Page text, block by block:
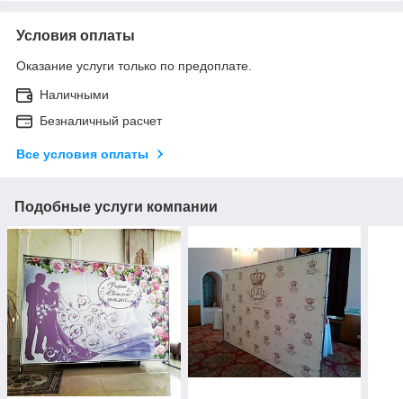
Условия оплаты
Оказание услуги только по предоплате.
Наличными
Безналичный расчет
Все условия оплаты
Подобные услуги компании